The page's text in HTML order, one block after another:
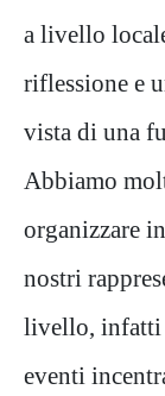
a livello
riflessione e
vista di una
Abbiamo
organizzare
nostri
livello, infatti
eventi